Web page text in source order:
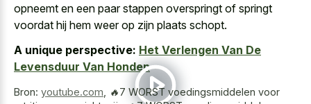
opneemt en een paar stappen overspringt of springt
voordat hij hem weer op zijn plaats schopt.
A unique perspective: Het Verlengen Van De
Levensduur Van Honden
Bron: youtube.com
🔥7 WORST voedingsmiddelen voor